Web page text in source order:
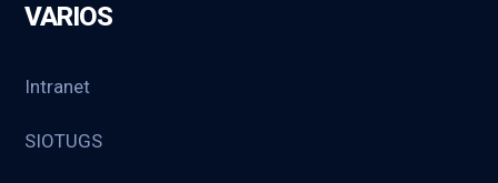
VARIOS
Intranet
SIOTUGS